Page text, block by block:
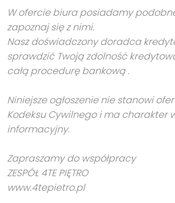
W ofercie biura posiadamy
zapoznaj się z nimi.
Nasz doświadczony doradca
sprawdzić Twoją zdolność
całą procedurę bankową .
Niniejsze ogłoszenie nie stanowi
Kodeksu Cywilnego i ma charakter
informacyjny.
Zapraszamy do współpracy
ZESPÓŁ 4TE PIĘTRO
www.4tepietro.pl